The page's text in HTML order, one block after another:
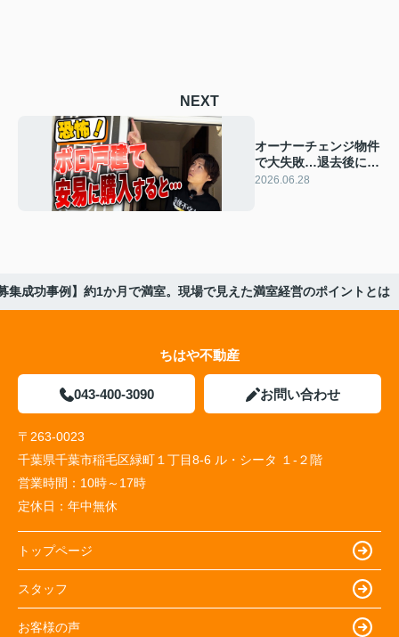
NEXT
オーナーチェンジ物件
で大失敗…退去後に発
覚した“買ってはいけ
2026.06.28
集成功事例】約1か月で満室。現場で見えた満室経営のポイントとは
ちはや不動産
043-400-3090 お問い合わせ
〒263-0023
千葉県千葉市稲毛区緑町１丁目8-6 ル・シータ １-２階
営業時間： 10時～17時
定休日： 年中無休
トップページ
スタッフ
お客様の声